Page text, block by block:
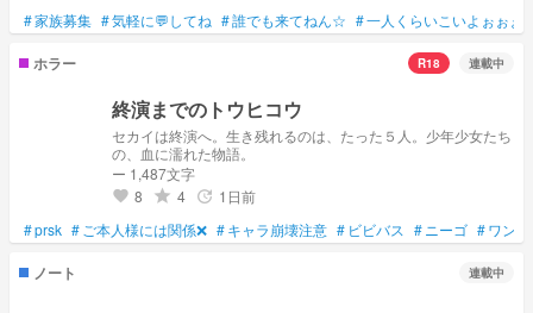
#家族募集 #気軽に💬してね #誰でも来てねん☆ #一人くらいこいよぉぉぉ
ホラー R18 連載中
終演までのトウヒコウ
セカイは終演へ。生き残れるのは、たった５人。少年少女たち
の、血に濡れた物語。
ー 1,487文字
favorite 8 grade 4 update 1日前
#prsk #ご本人様には関係❌ #キャラ崩壊注意 # ビビバス #ニーゴ #ワン
ノート 連載中